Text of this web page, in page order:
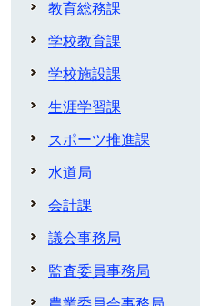
教育総務課
学校教育課
学校施設課
生涯学習課
スポーツ推進課
水道局
会計課
議会事務局
監査委員事務局